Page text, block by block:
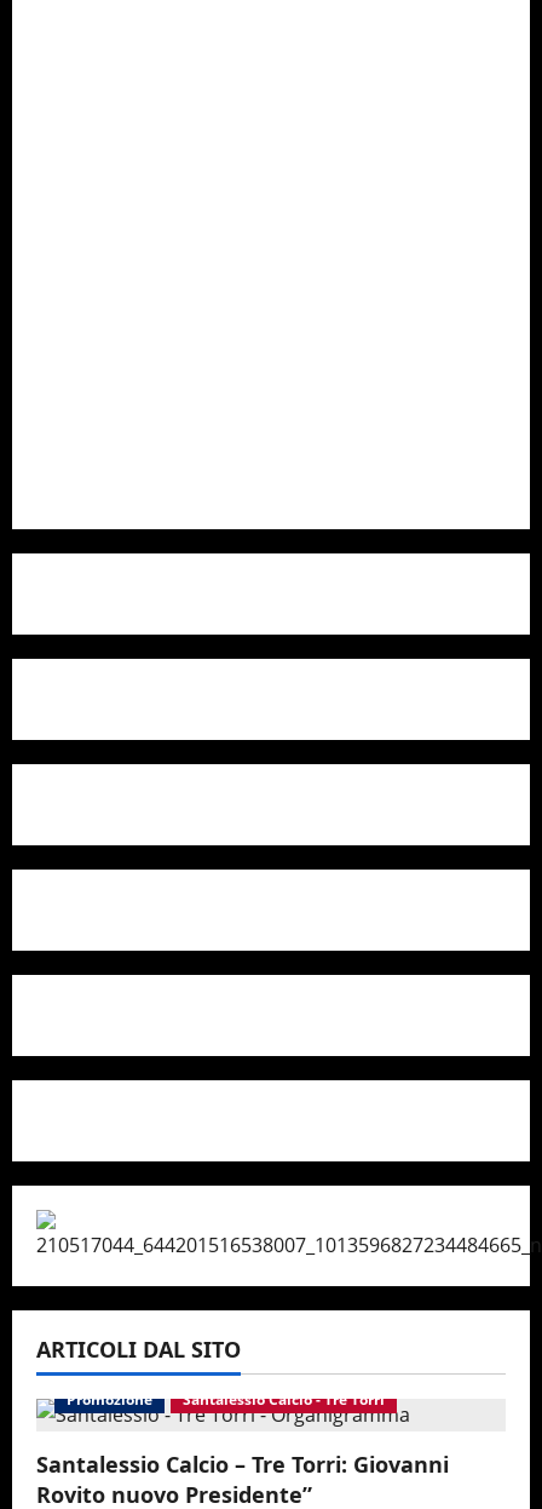
ARTICOLI DAL SITO
Promozione Santalessio Calcio - Tre Torri
Santalessio Calcio – Tre Torri: Giovanni
Rovito nuovo Presidente”